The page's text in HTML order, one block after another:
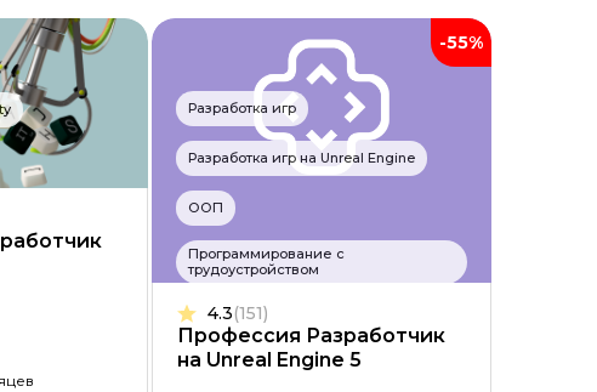
Релевантность
Заголовок
Цена ↑
Цена ↓
Рассрочка ↓
Начало ↓
-55%
Разработка игр
Разработка игр на Unreal Engine
ООП
Программирование с
трудоустройством
Профессия Разработчик
на Unreal Engine 5
4.3(151)